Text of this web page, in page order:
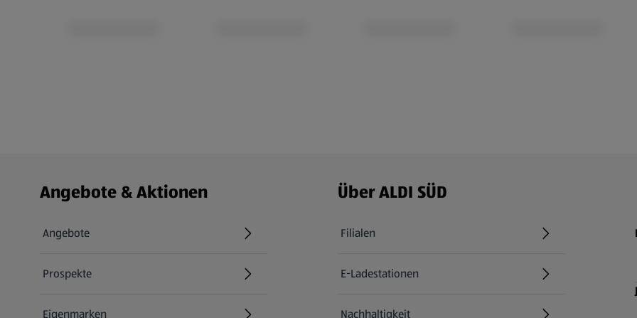
Fußzeilenmenü - weitere Links
Angebote & Aktionen
Angebote
Prospekte
Eigenmarken
Über ALDI SÜD
Filialen
E-Ladestationen
Nachhaltigkeit